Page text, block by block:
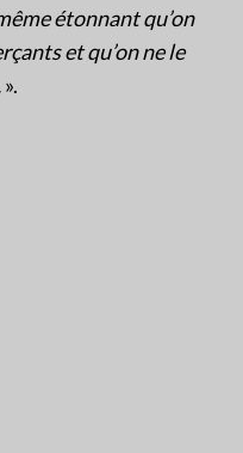
étonnant qu’on
et qu’on ne le
».